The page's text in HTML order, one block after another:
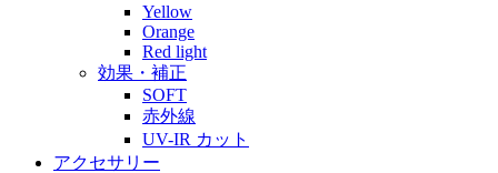
Yellow
Orange
Red light
効果・補正
SOFT
赤外線
UV-IR カット
アクセサリー